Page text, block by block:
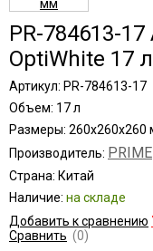
PR-784613-
OptiWhite 17
Артикул: PR-784613-17
Объем: 17 л
Размеры: 260х260х260
Производитель: PRIME
Страна: Китай
Наличие: на складе
Добавить к сравнению
Сравнить (0)